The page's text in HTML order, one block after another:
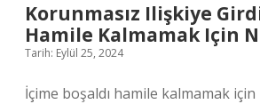
Korunmasız Ilişkiye
Hamile Kalmamak Için
Tarih: Eylül 25, 2024
İçime boşaldı hamile kalmamak